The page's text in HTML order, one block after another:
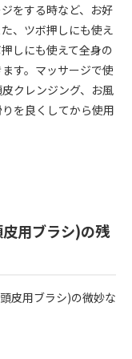
をする時など、お好
、ツボ押しにも使え
しにも使えて全身の
す。マッサージで使
クレンジング、お風
を良くしてから使用
用ブラシ)の残
皮用ブラシ)の微妙な